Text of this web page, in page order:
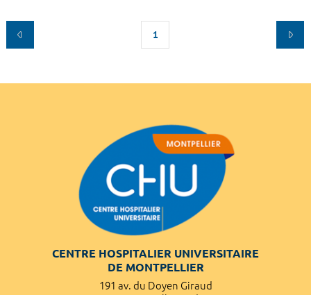
1
CENTRE HOSPITALIER UNIVERSITAIRE
DE MONTPELLIER
191 av. du Doyen Giraud